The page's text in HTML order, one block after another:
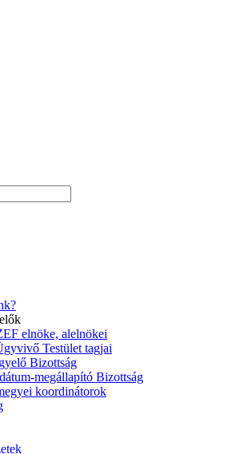
elnöke, alelnökei
Testület tagjai
Bizottság
megállapító Bizottság
koordinátorok